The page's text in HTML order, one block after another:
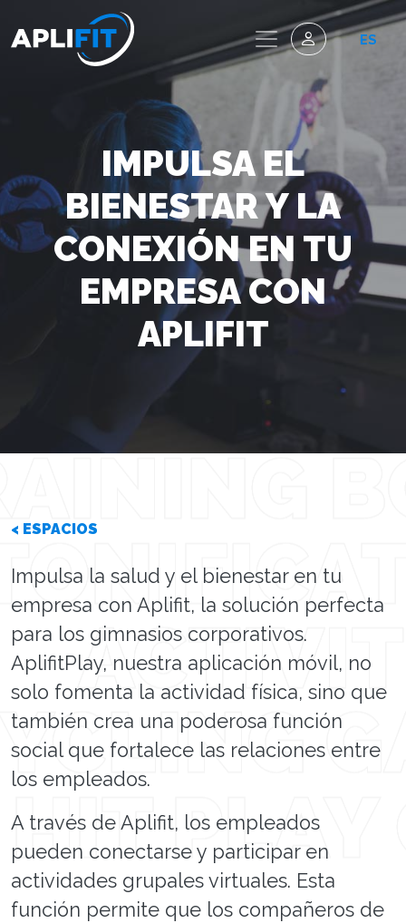
ES
IMPULSA EL
BIENESTAR Y LA
CONEXIÓN EN TU
EMPRESA CON
APLIFIT
< ESPACIOS
Impulsa la salud y el bienestar en tu
empresa con Aplifit, la solución perfecta
para los gimnasios corporativos.
AplifitPlay, nuestra aplicación móvil, no
solo fomenta la actividad física, sino que
también crea una poderosa función
social que fortalece las relaciones entre
los empleados.
A través de Aplifit, los empleados
pueden conectarse y participar en
actividades grupales virtuales. Esta
función permite que los compañeros de